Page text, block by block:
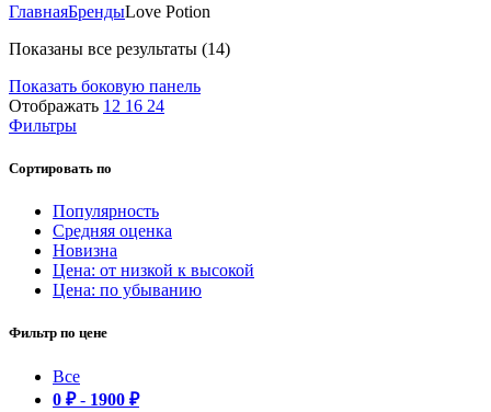
ГлавнаяБрендыLove Potion
Показаны все результаты (14)
Показать боковую панель
Отображать 12 16 24
Фильтры
Сортировать по
Популярность
Средняя оценка
Новизна
Цена: от низкой к высокой
Цена: по убыванию
Фильтр по цене
Все
0 ₽- 1900 ₽